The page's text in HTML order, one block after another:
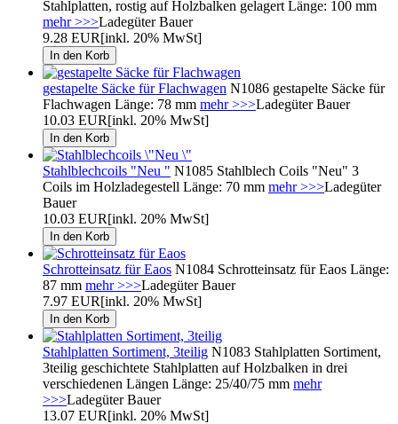
Stahlplatten, rostig auf Holzbalken gelagert Länge: 100 mm
mehr >>>Ladegüter Bauer
9.28 EUR[inkl. 20% MwSt]
gestapelte Säcke für Flachwagen N1086 gestapelte Säcke für
Flachwagen Länge: 78 mm mehr >>>Ladegüter Bauer
10.03 EUR[inkl. 20% MwSt]
Stahlblechcoils "Neu " N1085 Stahlblech Coils "Neu" 3
Coils im Holzladegestell Länge: 70 mm mehr >>>Ladegüter
Bauer
10.03 EUR[inkl. 20% MwSt]
Schrotteinsatz für Eaos N1084 Schrotteinsatz für Eaos Länge:
87 mm mehr >>>Ladegüter Bauer
7.97 EUR[inkl. 20% MwSt]
Stahlplatten Sortiment, 3teilig N1083 Stahlplatten Sortiment,
3teilig geschichtete Stahlplatten auf Holzbalken in drei
verschiedenen Längen Länge: 25/40/75 mm mehr
>>>Ladegüter Bauer
13.07 EUR[inkl. 20% MwSt]